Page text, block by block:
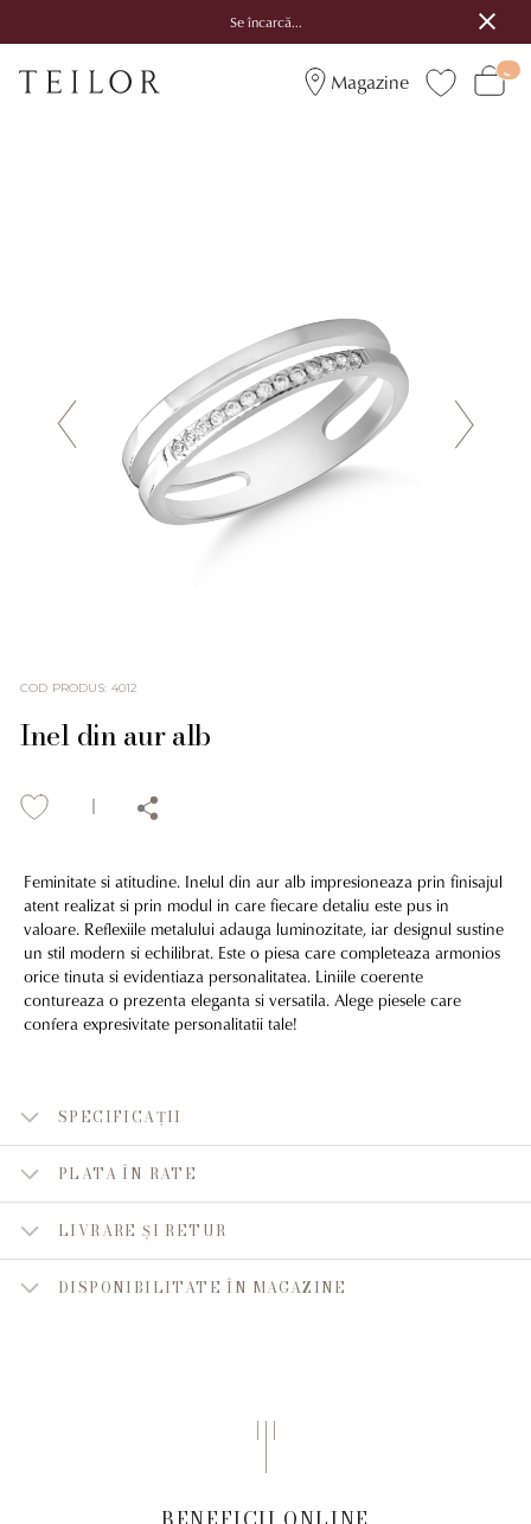
Se încarcă...
Magazine
COD PRODUS: 4012
Inel din aur alb
Feminitate si atitudine. Inelul din aur alb impresioneaza prin finisajul
atent realizat si prin modul in care fiecare detaliu este pus in
valoare. Reflexiile metalului adauga luminozitate, iar designul sustine
un stil modern si echilibrat. Este o piesa care completeaza armonios
orice tinuta si evidentiaza personalitatea. Liniile coerente
contureaza o prezenta eleganta si versatila. Alege piesele care
confera expresivitate personalitatii tale!
SPECIFICAȚII
PLATA ÎN RATE
LIVRARE ȘI RETUR
DISPONIBILITATE ÎN MAGAZINE